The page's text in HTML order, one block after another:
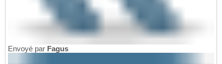
Envoyé par Fagus